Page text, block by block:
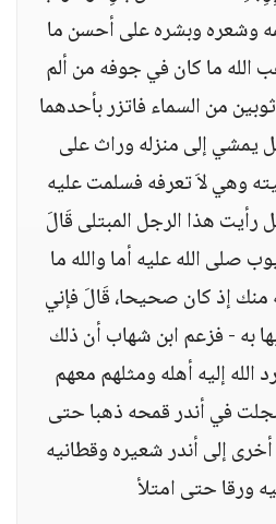
وشعره وبشره على أحسن ما
ما كان في جوفه من ألم
من السماء فاتزر بأحدهما
يمشي إلى منزله وراث على
وهي لاَ تعرفه فسلمت عليه
رأيت هذا الرجل المبتلى قَالَ
صلى الله عليه أما والله ما
إذ كان صحيحا، قَالَ فإني
به - فزعم ابن شهاب أن ذلك
إليه أهله ومثلهم معهم
في أندر قمحه ذهبا حتى
إلى أندر شعيره وقطانيه
ورقا حتى امتلأ